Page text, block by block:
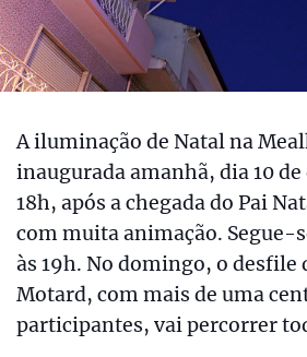
A iluminação de Natal na
inaugurada amanhã, dia 10
18h, após a chegada do Pai
com muita animação. Segue-
às 19h. No domingo, o desfile
Motard, com mais de uma
participantes, vai percorrer